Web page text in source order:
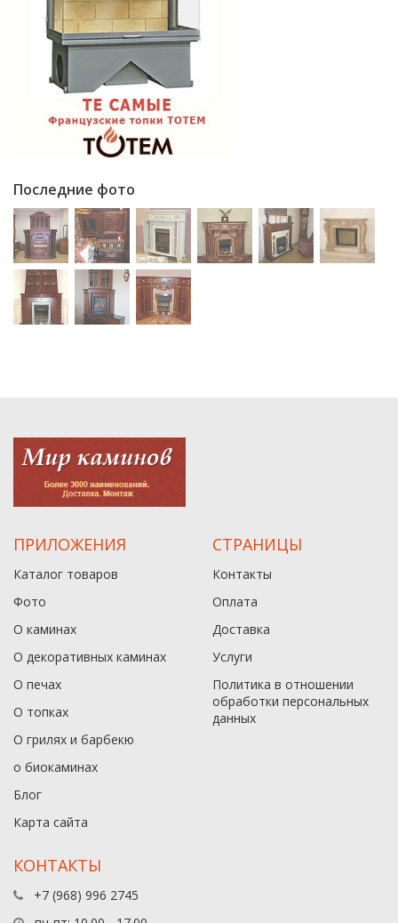
Последние фото
ПРИЛОЖЕНИЯ
Каталог товаров
Фото
О каминах
О декоративных каминах
О печах
О топках
О грилях и барбекю
о биокаминах
Блог
Карта сайта
СТРАНИЦЫ
Контакты
Оплата
Доставка
Услуги
Политика в отношении
обработки персональных
данныx
КОНТАКТЫ
+7 (968) 996 2745